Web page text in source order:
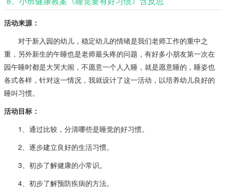
活动来源：
对于新入园的幼儿，稳定幼儿的情绪是我们老师工作的重中之
重，另外新生的午睡也是老师最头疼的问题，有好多小朋友第一次在
园午睡时都是大哭大闹，不愿意一个人入睡，就是愿意睡的，睡姿也
各式各样，针对这一情况，我就设计了这一活动，以培养幼儿良好的
睡叫习惯。
活动目标：
1、通过比较，分清哪些是睡觉的好习惯。
2、逐步建立良好的生活习惯。
3、初步了解健康的小常识。
4、初步了解预防疾病的方法。